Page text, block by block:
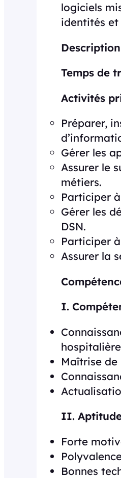
logiciels
identités
Temps de
Activités
Préparer,
Gérer les
Assurer le
métiers.
Participer
Gérer les
DSN.
Participer
Assurer la
I.
Maîtrise
II.
Forte
Bonnes